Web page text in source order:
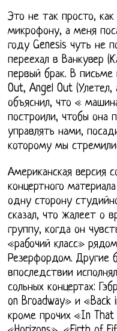
Это не так просто,
микрофону, а меня
году Genesis чуть не
переехал в Ванкувер
первый брак. В письме
Out, Angel Out (Улетел,
объяснил, что «
построили, чтобы она
управлять нами,
которому мы
Американская версия
концертного
одну сторону
сказал, что жалеет о
группу, когда он
«рабочий класс»
Резерфордом. Другие
впоследствии
сольных концертах:
on Broadway» и «Back
кроме прочих «In